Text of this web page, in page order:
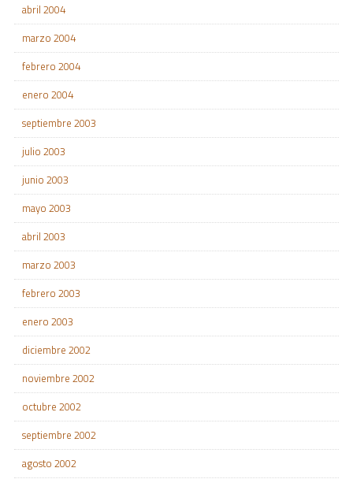
abril 2004
marzo 2004
febrero 2004
enero 2004
septiembre 2003
julio 2003
junio 2003
mayo 2003
abril 2003
marzo 2003
febrero 2003
enero 2003
diciembre 2002
noviembre 2002
octubre 2002
septiembre 2002
agosto 2002